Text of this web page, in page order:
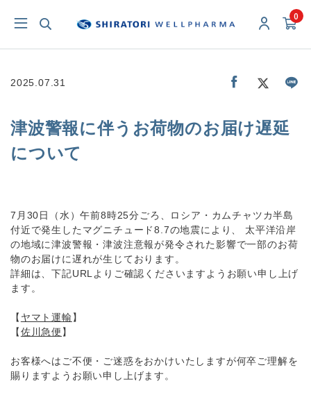
0
2025.07.31
津波警報に伴うお荷物のお届け遅延
について
7月30日（水）午前8時25分ごろ、ロシア・カムチャツカ半島
付近で発生したマグニチュード8.7の地震により、 太平洋沿岸
の地域に津波警報・津波注意報が発令された影響で一部のお荷
物のお届けに遅れが生じております。
詳細は、下記URLよりご確認くださいますようお願い申し上げ
ます。
【 ヤマト運輸】
【佐川急便 】
お客様へはご不便・ご迷惑をおかけいたしますが何卒ご理解を
賜りますようお願い申し上げます。